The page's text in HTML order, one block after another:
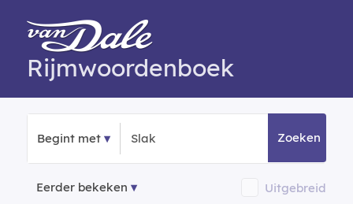
Rijmwoordenboek
Begint met Zoeken
Eerder bekeken Uitgebreid